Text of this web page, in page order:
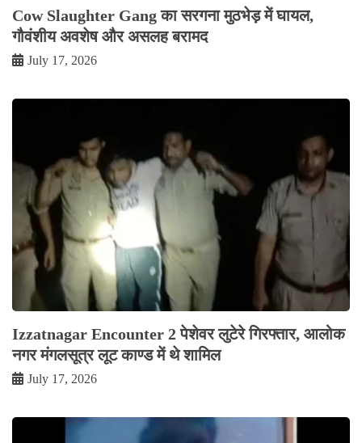
Cow Slaughter Gang का सरगना मुठभेड़ में घायल,
गौवंशीय अवशेष और असलह बरामद
July 17, 2026
Izzatnagar Encounter 2 पेशेवर लुटेरे गिरफ्तार, आलोक
नगर मंगलसूत्र लूट काण्‍ड में थे शामिल
July 17, 2026